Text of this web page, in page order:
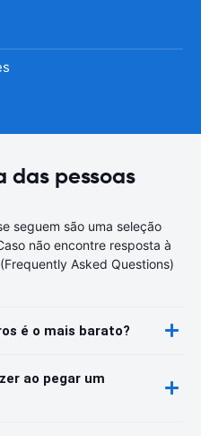
das pessoas
seguem são uma seleção
não encontre resposta à
Asked Questions)
é o mais barato?
ao pegar um